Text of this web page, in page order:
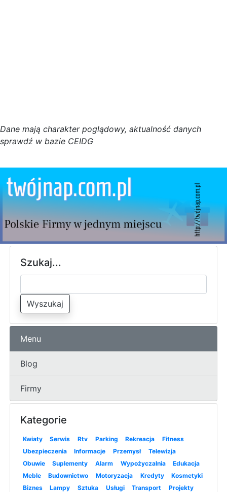
Dane mają charakter poglądowy, aktualność danych
sprawdź w bazie CEIDG
Szukaj...
Wyszukaj
Menu
Blog
Firmy
Kategorie
Kwiaty Serwis Rtv Parking Rekreacja
Fitness
Ubezpieczenia
Informacje Przemysł
Telewizja
Obuwie
Suplementy Alarm Wypożyczalnia
Edukacja
Meble
Budownictwo Motoryzacja Kredyty
Kosmetyki
Biznes
Lampy Sztuka Usługi Transport Projekty